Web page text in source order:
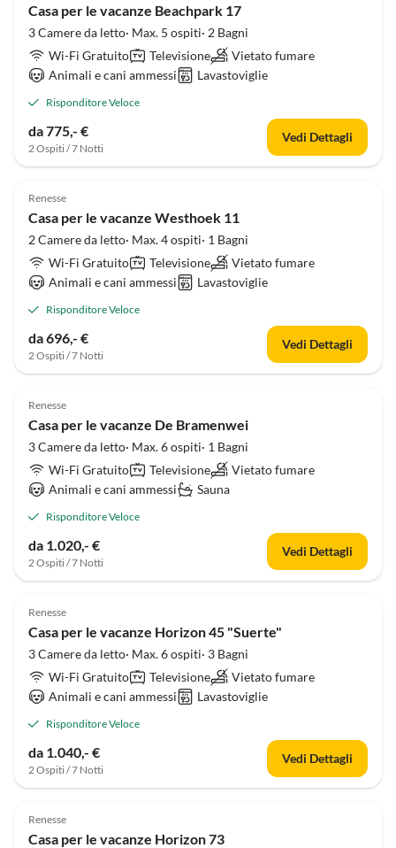
Casa per le vacanze Beachpark 17
3 Camere da letto· Max. 5 ospiti· 2 Bagni
Wi-Fi Gratuito
Televisione
Vietato fumare
Animali e cani ammessi
Lavastoviglie
Risponditore Veloce
da 775,- €
2 Ospiti / 7 Notti
Vedi Dettagli
Renesse
Casa per le vacanze Westhoek 11
2 Camere da letto· Max. 4 ospiti· 1 Bagni
Wi-Fi Gratuito
Televisione
Vietato fumare
Animali e cani ammessi
Lavastoviglie
Risponditore Veloce
da 696,- €
2 Ospiti / 7 Notti
Vedi Dettagli
Renesse
Casa per le vacanze De Bramenwei
3 Camere da letto· Max. 6 ospiti· 1 Bagni
Wi-Fi Gratuito
Televisione
Vietato fumare
Animali e cani ammessi
Sauna
Risponditore Veloce
da 1.020,- €
2 Ospiti / 7 Notti
Vedi Dettagli
Renesse
Casa per le vacanze Horizon 45 "Suerte"
3 Camere da letto· Max. 6 ospiti· 3 Bagni
Wi-Fi Gratuito
Televisione
Vietato fumare
Animali e cani ammessi
Lavastoviglie
Risponditore Veloce
da 1.040,- €
2 Ospiti / 7 Notti
Vedi Dettagli
Renesse
Casa per le vacanze Horizon 73